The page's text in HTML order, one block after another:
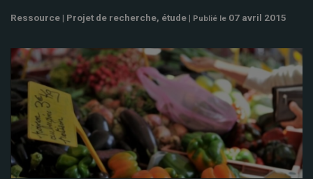
Ressource | Projet de recherche, étude | Publié le 07 avril 2015